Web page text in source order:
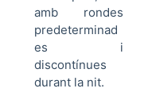
amb rondes
predeterminad
es i
discontínues
durant la nit.